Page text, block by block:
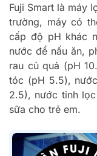
Fuji Smart là máy
trường, máy có
cấp độ pH khác
nước để nấu ăn,
rau củ quả (pH
tóc (pH 5.5),
2.5), nước tinh
sữa cho trẻ em.